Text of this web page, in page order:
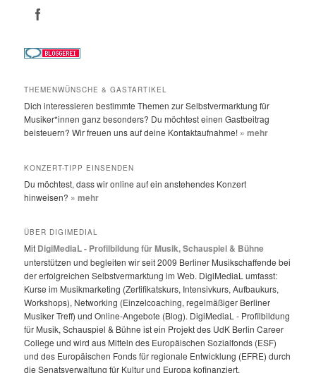
THEMENWÜNSCHE & GASTARTIKEL
Dich interessieren bestimmte Themen zur Selbstvermarktung für
Musiker*innen ganz besonders? Du möchtest einen Gastbeitrag
beisteuern? Wir freuen uns auf deine Kontaktaufnahme! » mehr
KONZERT-TIPP EINSENDEN
Du möchtest, dass wir online auf ein anstehendes Konzert
hinweisen? » mehr
ÜBER DIGIMEDIAL
Mit DigiMediaL - Profilbildung für Musik, Schauspiel & Bühne
unterstützen und begleiten wir seit 2009 Berliner Musikschaffende bei
der erfolgreichen Selbstvermarktung im Web. DigiMediaL umfasst:
Kurse im Musikmarketing (Zertifikatskurs, Intensivkurs, Aufbaukurs,
Workshops), Networking (Einzelcoaching, regelmäßiger Berliner
Musiker Treff) und Online-Angebote (Blog). DigiMediaL - Profilbildung
für Musik, Schauspiel & Bühne ist ein Projekt des UdK Berlin Career
College und wird aus Mitteln des Europäischen Sozialfonds (ESF)
und des Europäischen Fonds für regionale Entwicklung (EFRE) durch
die Senatsverwaltung für Kultur und Europa kofinanziert.